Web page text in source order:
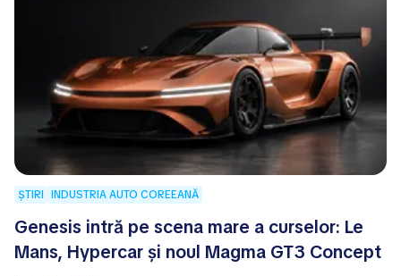
ȘTIRI INDUSTRIA AUTO COREEANĂ
Genesis intră pe scena mare a curselor: Le
Mans, Hypercar și noul Magma GT3 Concept